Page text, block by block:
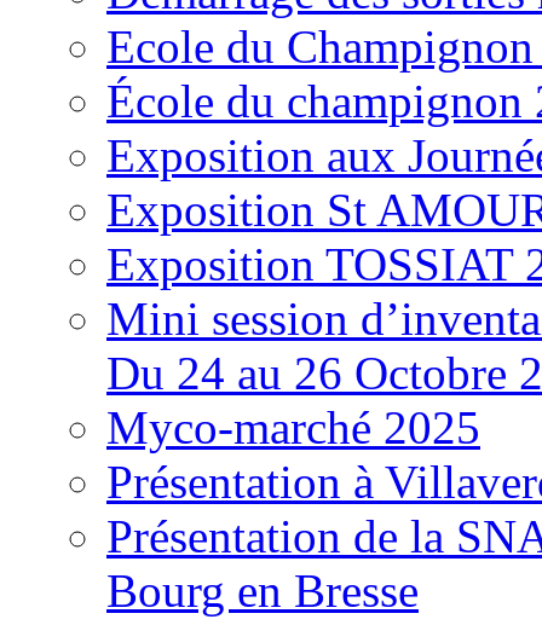
Ecole du
École du champignon
Exposition aux
Exposition St
Exposition TOSSIAT
Mini session
Du 24 au 26 Octobre
Myco-marché 2025
Présentation à
Présentation de la
Bourg en Bresse